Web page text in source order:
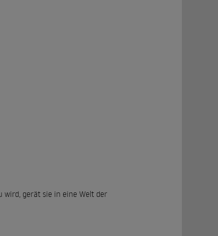
wird, gerät sie in eine Welt der